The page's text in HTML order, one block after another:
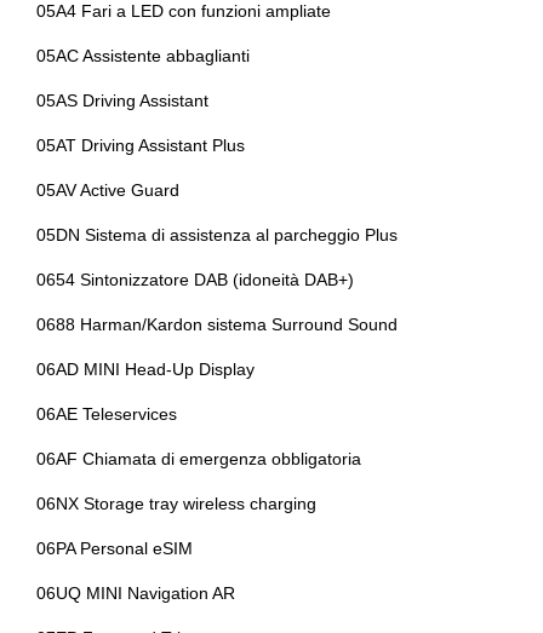
05A4 Fari a LED con funzioni ampliate
05AC Assistente abbaglianti
05AS Driving Assistant
05AT Driving Assistant Plus
05AV Active Guard
05DN Sistema di assistenza al parcheggio Plus
0654 Sintonizzatore DAB (idoneità DAB+)
0688 Harman/Kardon sistema Surround Sound
06AD MINI Head-Up Display
06AE Teleservices
06AF Chiamata di emergenza obbligatoria
06NX Storage tray wireless charging
06PA Personal eSIM
06UQ MINI Navigation AR